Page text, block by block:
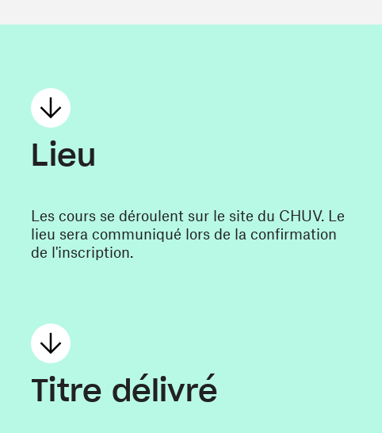
Lieu
Les cours se déroulent sur le site du CHUV. Le
lieu sera communiqué lors de la confirmation
de l'inscription.
Titre délivré